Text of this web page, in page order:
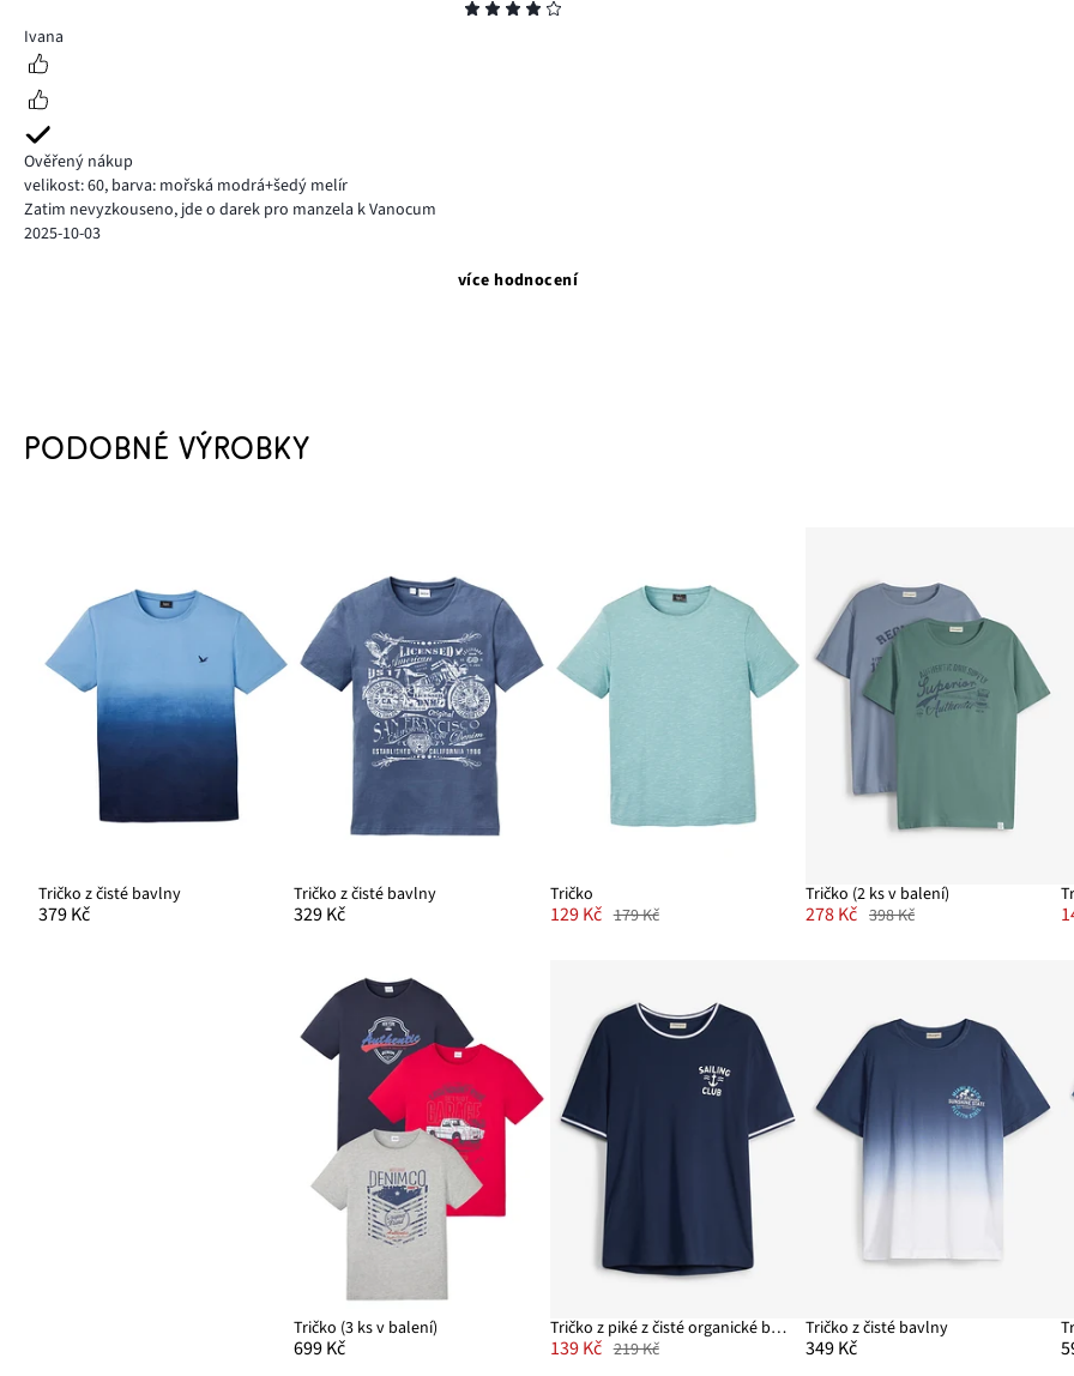
4
Ivana
Ověřený nákup
velikost: 60, barva: mořská modrá+šedý melír
Zatim nevyzkouseno, jde o darek pro manzela k Vanocum
2025-10-03
více hodnocení
PODOBNÉ VÝROBKY
Tričko z čisté bavlny
379 Kč
Tričko z čisté bavlny
329 Kč
Tričko
129 Kč 179 Kč
Tričko (2 ks v balení)
278 Kč 398 Kč
Tričko (3 ks v balení)
699 Kč
Tričko z piké z čisté organické bavlny
139 Kč 219 Kč
Tričko z čisté bavlny
349 Kč